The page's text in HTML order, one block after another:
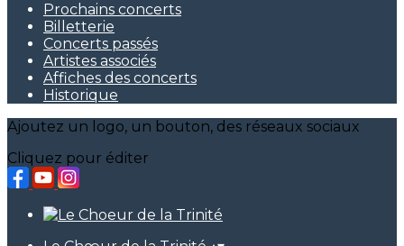
Prochains concerts
Billetterie
Concerts passés
Artistes associés
Affiches des concerts
Historique
Ajoutez un logo, un bouton, des réseaux sociaux
Cliquez pour éditer